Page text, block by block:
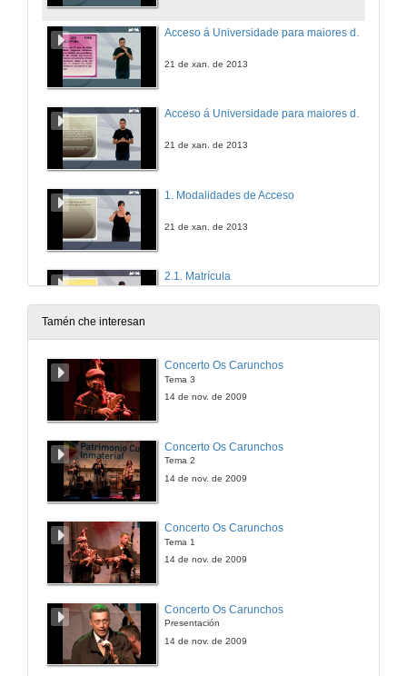
21 de xan. de 2013
Acceso á Universidade para maiores de 40 anos
21 de xan. de 2013
1. Modalidades de Acceso
21 de xan. de 2013
2.1. Matrícula
21 de xan. de 2013
2.- As PAU (probas de acceso á universidade)
2.- As PAU (probas de acceso á universidade)
2.- As PAU (probas de acceso á universidade)
2.- As PAU (probas de acceso á universidade)
Tamén che interesan
Concerto Os Carunchos
Tema 3
14 de nov. de 2009
Concerto Os Carunchos
Tema 2
14 de nov. de 2009
Concerto Os Carunchos
Tema 1
14 de nov. de 2009
Concerto Os Carunchos
Presentación
14 de nov. de 2009